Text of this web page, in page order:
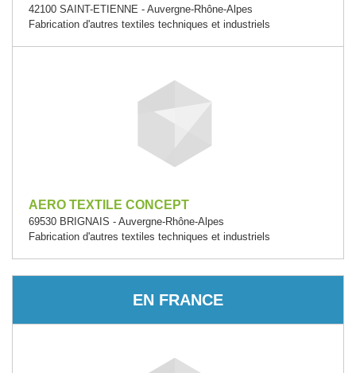
42100 SAINT-ETIENNE - Auvergne-Rhône-Alpes
Fabrication d'autres textiles techniques et industriels
AERO TEXTILE CONCEPT
69530 BRIGNAIS - Auvergne-Rhône-Alpes
Fabrication d'autres textiles techniques et industriels
EN FRANCE